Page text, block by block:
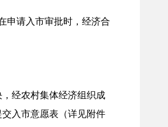
申请入市审批时，经济合
经农村集体经济组织成
入市意愿表（详见附件